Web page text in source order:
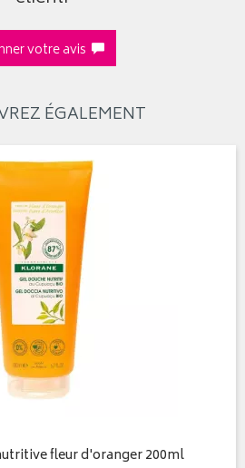
votre avis
ÉGALEMENT
fleur d'oranger 200ml